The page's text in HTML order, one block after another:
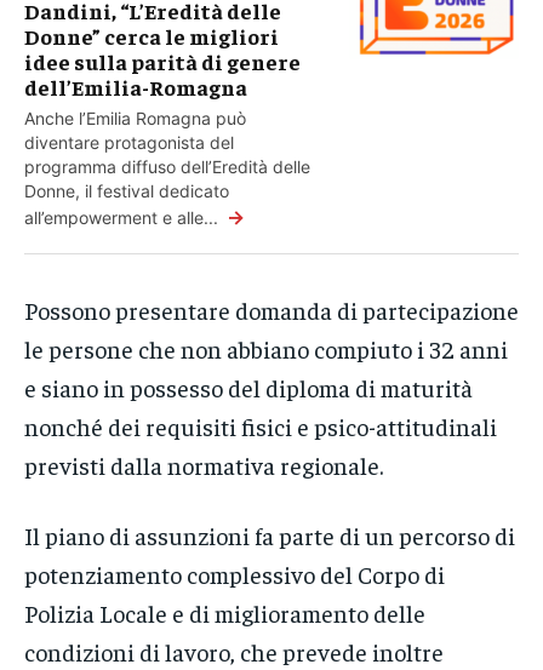
Dandini, “L’Eredità delle
Donne” cerca le migliori
idee sulla parità di genere
dell’Emilia-Romagna
Anche l’Emilia Romagna può
diventare protagonista del
programma diffuso dell’Eredità delle
Donne, il festival dedicato
all’empowerment e alle... →
Possono presentare domanda di partecipazione
le persone che non abbiano compiuto i 32 anni
e siano in possesso del diploma di maturità
nonché dei requisiti fisici e psico-attitudinali
previsti dalla normativa regionale.
Il piano di assunzioni fa parte di un percorso di
potenziamento complessivo del Corpo di
Polizia Locale e di miglioramento delle
condizioni di lavoro, che prevede inoltre